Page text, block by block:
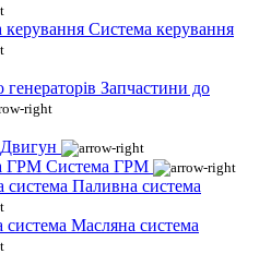
Система керування
Запчастини до
Двигун
Система ГРМ
Паливна система
Масляна система